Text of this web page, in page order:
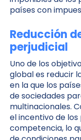
países con
Reducción
perjudicial
Uno de los
global es reducir
en la que los
de sociedades
multinacionales.
el incentivo de
competencia, lo